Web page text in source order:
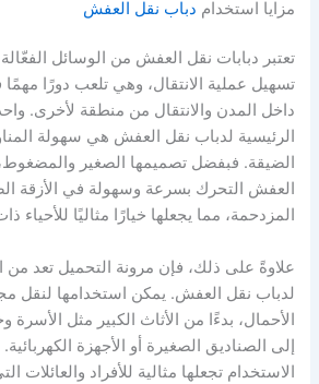
مزايا استخدام دباب نقل العفش
تعتبر دبابات نقل العفش من الوسائل
تسهيل عملية الانتقال، وهي تلعب دورًا
داخل المدن والانتقال من منطقة لأخرى.
الرئيسية لدباب نقل العفش هي سهولة
الضيقة. فبفضل تصميمها الصغير
العفش التحرك بسرعة وسهولة في الأزقة
المزدحمة، مما يجعلها خيارًا مثاليًا للأحياء
علاوةً على ذلك، فإن مرونة التحميل تعد
لدباب نقل العفش. يمكن استخدامها لنقل
الأحمال، بدءًا من الأثاث الكبير مثل الأسرة
إلى الصناديق الصغيرة أو الأجهزة
الاستخدام تجعلها مثالية للأفراد